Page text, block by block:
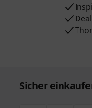
Sicher